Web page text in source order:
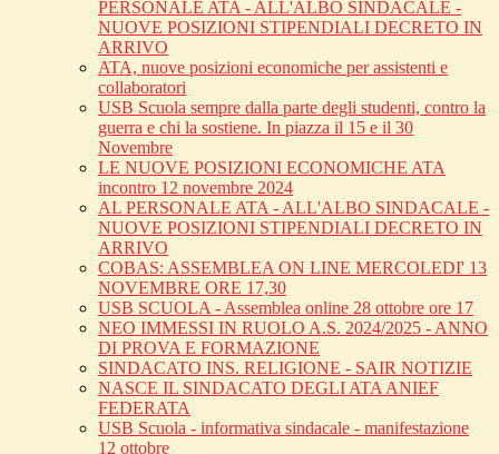
PERSONALE ATA - ALL'ALBO SINDACALE -
NUOVE POSIZIONI STIPENDIALI DECRETO IN
ARRIVO
ATA, nuove posizioni economiche per assistenti e
collaboratori
USB Scuola sempre dalla parte degli studenti, contro la
guerra e chi la sostiene. In piazza il 15 e il 30
Novembre
LE NUOVE POSIZIONI ECONOMICHE ATA
incontro 12 novembre 2024
AL PERSONALE ATA - ALL'ALBO SINDACALE -
NUOVE POSIZIONI STIPENDIALI DECRETO IN
ARRIVO
COBAS: ASSEMBLEA ON LINE MERCOLEDI' 13
NOVEMBRE ORE 17,30
USB SCUOLA - Assemblea online 28 ottobre ore 17
NEO IMMESSI IN RUOLO A.S. 2024/2025 - ANNO
DI PROVA E FORMAZIONE
SINDACATO INS. RELIGIONE - SAIR NOTIZIE
NASCE IL SINDACATO DEGLI ATA ANIEF
FEDERATA
USB Scuola - informativa sindacale - manifestazione
12 ottobre